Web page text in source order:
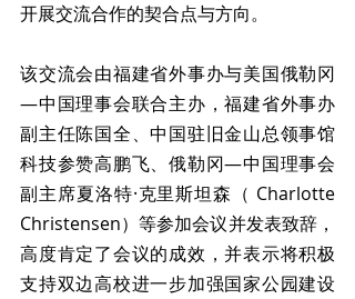
开展交流合作的契合点与方向。
该交流会由福建省外事办与美国俄勒冈
—中国理事会联合主办，福建省外事办
副主任陈国全、中国驻旧金山总领事馆
科技参赞高鹏飞、俄勒冈—中国理事会
副主席夏洛特·克里斯坦森（ Charlotte
Christensen）等参加会议并发表致辞，
高度肯定了会议的成效，并表示将积极
支持双边高校进一步加强国家公园建设